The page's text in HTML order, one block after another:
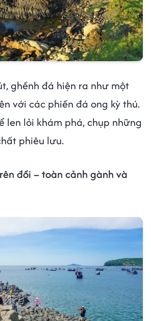
ghềnh đá hiện ra như một
với các phiến đá ong kỳ thú.
len lỏi khám phá, chụp những
phiêu lưu.
đồi – toàn cảnh gành và